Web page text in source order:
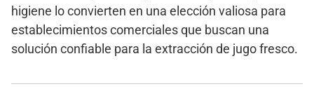
higiene lo convierten en una elección valiosa para
establecimientos comerciales que buscan una
solución confiable para la extracción de jugo fresco.